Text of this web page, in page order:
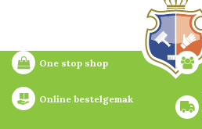
One stop shop
Online bestelgemak